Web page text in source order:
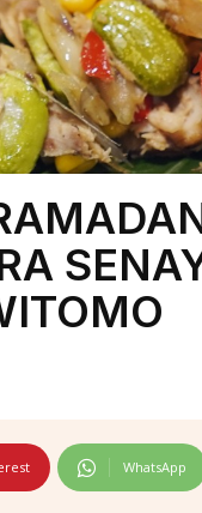
WhatsApp